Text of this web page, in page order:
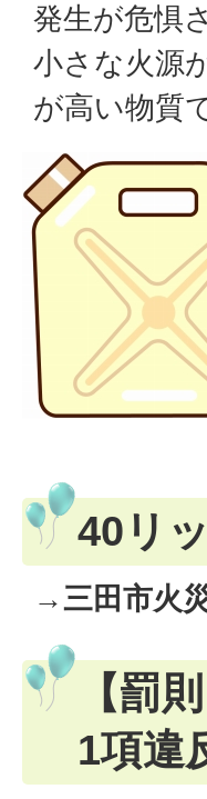
発生が危惧
小さな火源
が高い物質
40リ
→三田市火
【罰
1項違